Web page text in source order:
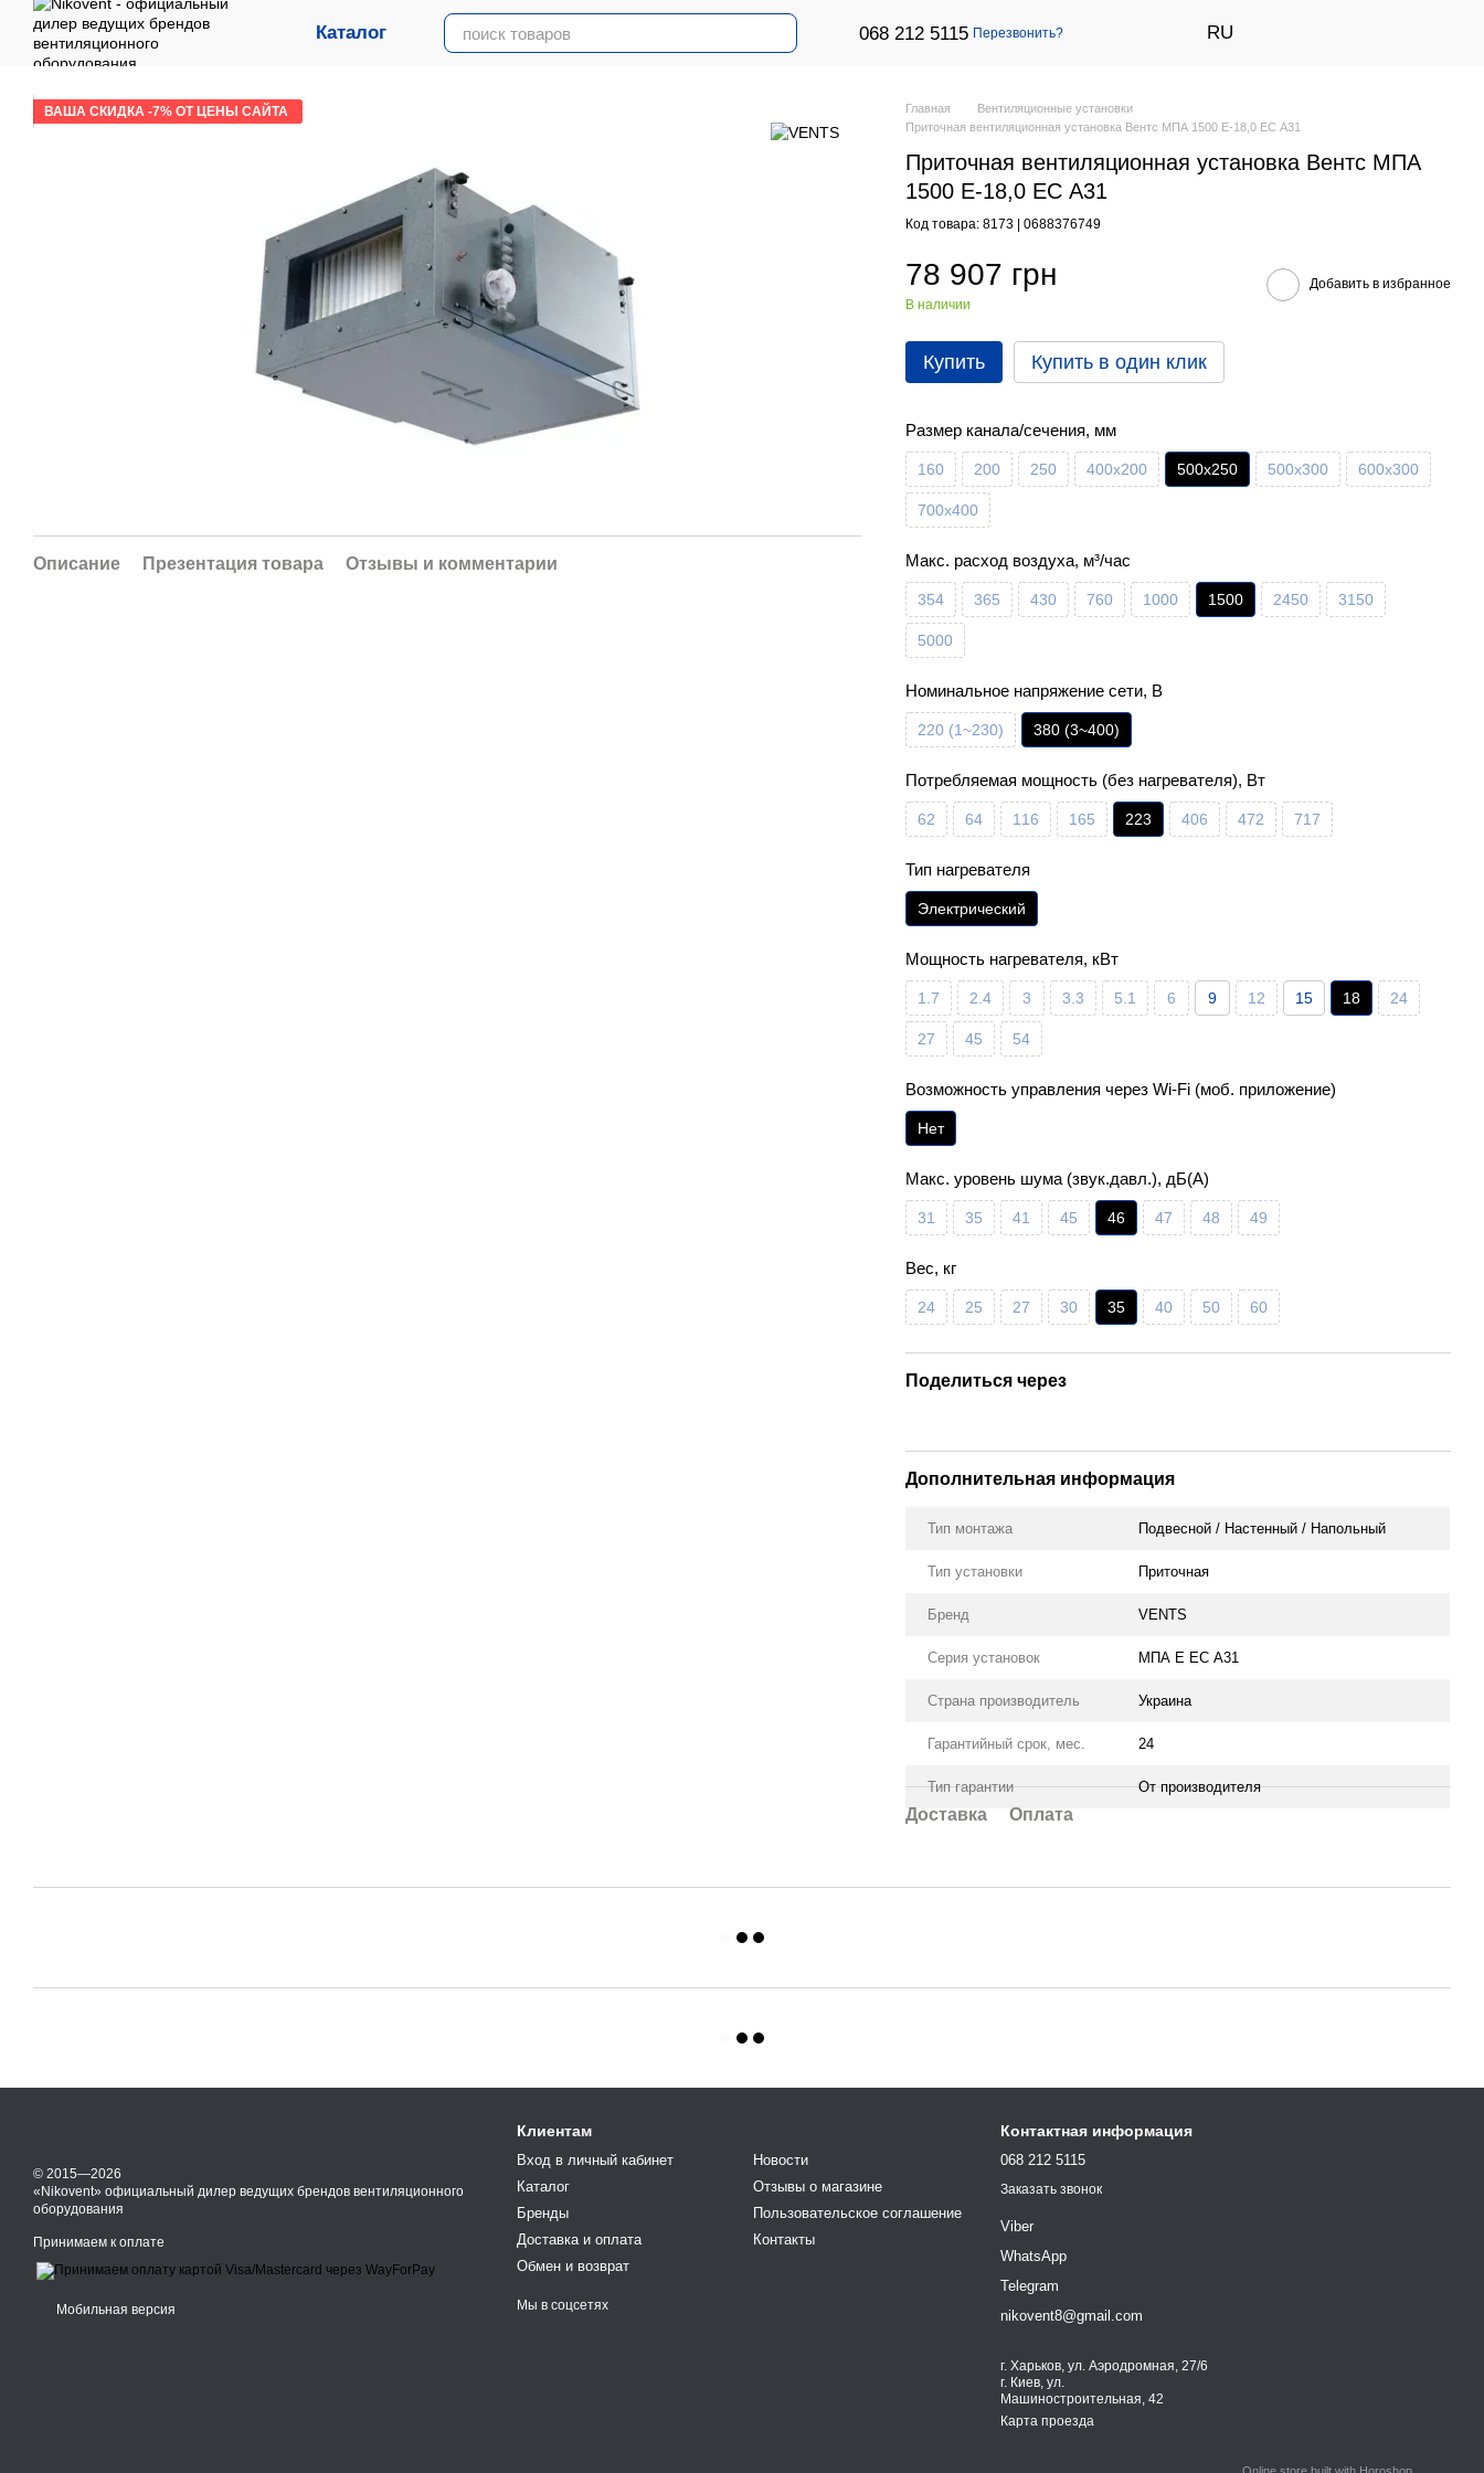
Перейти к основному контенту
Каталог 068 212 5115 Перезвонить? RU
ВАША СКИДКА -7% ОТ ЦЕНЫ САЙТА
Описание Презентация товара Отзывы и комментарии
Главная
Вентиляционные установки
Приточная вентиляционная установка Вентс МПА 1500 Е-18,0 ЕС А31
Приточная вентиляционная установка Вентс МПА
1500 Е-18,0 ЕС А31
Код товара: 8173 | 0688376749
78 907 грн
В наличии
Добавить в избранное
Купить Купить в один клик
Размер канала/сечения, мм
160 200 250 400х200 500х250 500х300 600х300
700х400
Макс. расход воздуха, м³/час
354 365 430 760 1000 1500 2450 3150
5000
Номинальное напряжение сети, В
220 (1~230) 380 (3~400)
Потребляемая мощность (без нагревателя), Вт
62 64 116 165 223 406 472 717
Тип нагревателя
Электрический
Мощность нагревателя, кВт
1.7 2.4 3 3.3 5.1 6 9 12 15 18 24
27 45 54
Возможность управления через Wi-Fi (моб. приложение)
Нет
Макс. уровень шума (звук.давл.), дБ(А)
31 35 41 45 46 47 48 49
Вес, кг
24 25 27 30 35 40 50 60
Поделиться через
Дополнительная информация
Тип монтажа Подвесной / Настенный / Напольный
Тип установки Приточная
Бренд VENTS
Серия установок МПА Е ЕС А31
Страна производитель Украина
Гарантийный срок, мес. 24
Тип гарантии От производителя
Доставка Оплата
© 2015—2026
«Nikovent» официальный дилер ведущих брендов вентиляционного
оборудования
Принимаем к оплате
Мобильная версия
Клиентам
Вход в личный кабинет
Каталог
Бренды
Доставка и оплата
Обмен и возврат
Новости
Отзывы о магазине
Пользовательское соглашение
Контакты
Мы в соцсетях
Контактная информация
068 212 5115
Заказать звонок
Viber
WhatsApp
Telegram
nikovent8@gmail.com
г. Харьков, ул. Аэродромная, 27/6
г. Киев, ул.
Машиностроительная, 42
Карта проезда